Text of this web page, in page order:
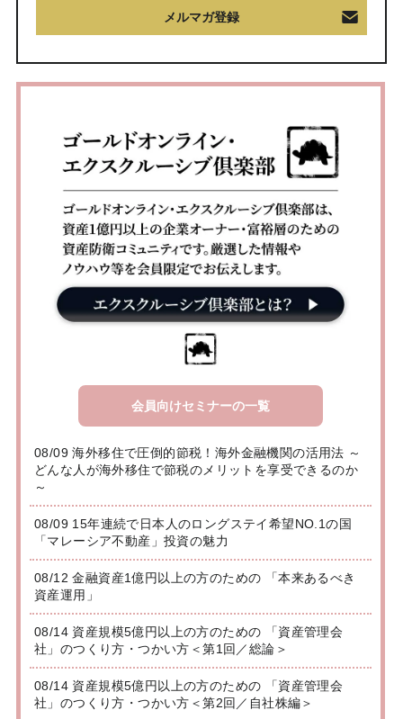
メルマガ登録
会員向けセミナーの一覧
08/09 海外移住で圧倒的節税！海外金融機関の活用法 ～
どんな人が海外移住で節税のメリットを享受できるのか
～
08/09 15年連続で日本人のロングステイ希望NO.1の国
「マレーシア不動産」投資の魅力
08/12 金融資産1億円以上の方のための 「本来あるべき
資産運用」
08/14 資産規模5億円以上の方のための 「資産管理会
社」のつくり方・つかい方＜第1回／総論＞
08/14 資産規模5億円以上の方のための 「資産管理会
社」のつくり方・つかい方＜第2回／自社株編＞